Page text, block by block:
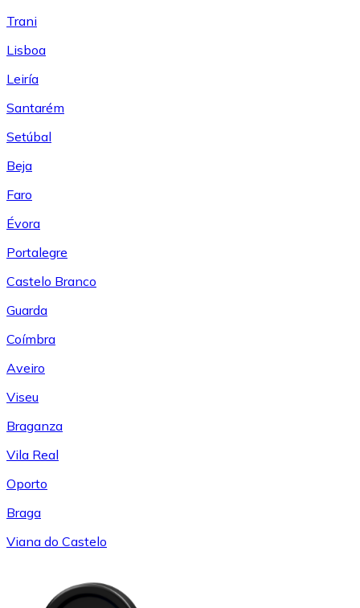
Trani
Lisboa
Leiría
Santarém
Setúbal
Beja
Faro
Évora
Portalegre
Castelo Branco
Guarda
Coímbra
Aveiro
Viseu
Braganza
Vila Real
Oporto
Braga
Viana do Castelo